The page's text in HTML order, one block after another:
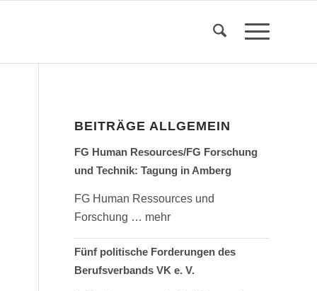
BEITRÄGE ALLGEMEIN
FG Human Resources/FG Forschung
und Technik: Tagung in Amberg
FG Human Ressources und
Forschung … mehr
Fünf politische Forderungen des
Berufsverbands VK e. V.